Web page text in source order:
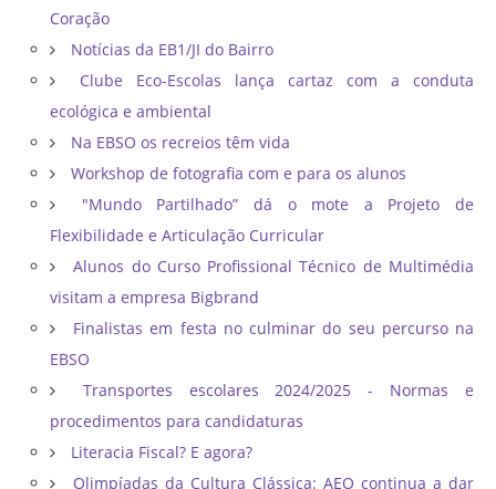
Coração
Notícias da EB1/JI do Bairro
Clube Eco-Escolas lança cartaz com a conduta
ecológica e ambiental
Na EBSO os recreios têm vida
Workshop de fotografia com e para os alunos
"Mundo Partilhado” dá o mote a Projeto de
Flexibilidade e Articulação Curricular
Alunos do Curso Profissional Técnico de Multimédia
visitam a empresa Bigbrand
Finalistas em festa no culminar do seu percurso na
EBSO
Transportes escolares 2024/2025 - Normas e
procedimentos para candidaturas
Literacia Fiscal? E agora?
Olimpíadas da Cultura Clássica: AEO continua a dar